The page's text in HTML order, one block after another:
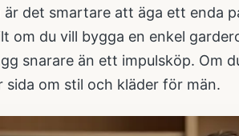
är det smartare att äga ett enda
om du vill bygga en enkel
snarare än ett impulsköp. Om
sida om stil och kläder för män.